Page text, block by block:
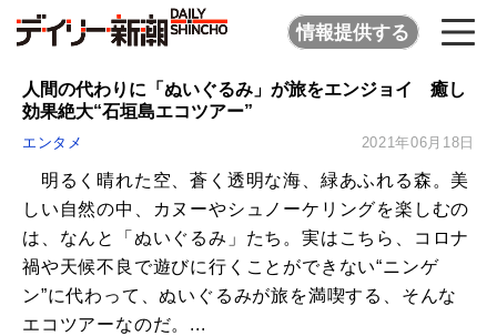
情報提供する
人間の代わりに「ぬいぐるみ」が旅をエンジョイ 癒し
効果絶大“石垣島エコツアー”
エンタメ 2021年06月18日
明るく晴れた空、蒼く透明な海、緑あふれる森。美
しい自然の中、カヌーやシュノーケリングを楽しむの
は、なんと「ぬいぐるみ」たち。実はこちら、コロナ
禍や天候不良で遊びに行くことができない“ニンゲ
ン”に代わって、ぬいぐるみが旅を満喫する、そんな
エコツアーなのだ。...